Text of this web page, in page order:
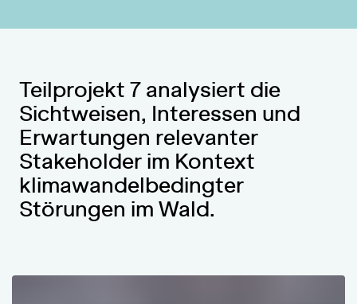
Teilprojekt 7 analysiert die
Sichtweisen, Interessen und
Erwartungen relevanter
Stakeholder im Kontext
klimawandelbedingter
Störungen im Wald.